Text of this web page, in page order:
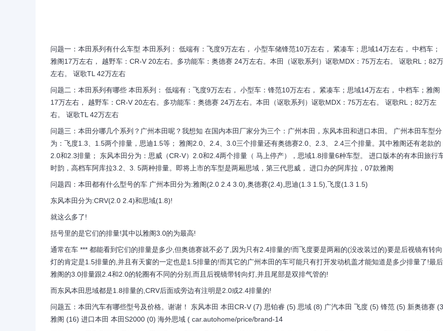
问题一：本田系列有什么车型 本田系列： 低端有：飞度9万左右， 小型车储锋范10万左右， 紧凑车；思域14万左右， 中档车；
雅阁17万左右， 越野车：CR-V 20左右。多功能车：奥德赛 24万左右。本田（讴歌系列）讴歌MDX：75万左右。 讴歌RL；82万
左右。 讴歌TL 42万左右
问题二：本田系列有哪些 本田系列： 低端有：飞度9万左右， 小型车：锋范10万左右， 紧凑车；思域14万左右， 中档车；雅阁
17万左右， 越野车：CR-V 20左右。多功能车：奥德赛 24万左右。本田（讴歌系列）讴歌MDX：75万左右。 讴歌RL；82万左
右。 讴歌TL 42万左右
问题三：本田分哪几个系列？广州本田呢？我想知 在国内本田厂家分为三个：广州本田，东风本田和进口本田。 广州本田车型分
为：飞度1.3、1.5两个排量，思迪1.5等； 雅阁2.0、2.4、3.0三个排量还有奥德赛2.0、2.3、 2.4三个排量。其中雅阁还有老款的
2.0和2.3排量； 东风本田分为：思威（CR-V）2.0和2.4两个排量（ 马上停产），思域1.8排量6种车型。 进口版本的有本田旅行
时韵，高档车阿库拉3.2、3. 5两种排量。即将上市的车型是两厢思域，第三代思威， 进口办的阿库拉，07款雅阁
问题四：本田都有什么型号的车 广州本田分为:雅阁(2.0 2.4 3.0),奥德赛(2.4),思迪(1.3 1.5),飞度(1.3 1.5)
东风本田分为:CRV(2.0 2.4)和思域(1.8)!
就这么多了!
括号里的是它们的排量!其中以雅阁3.0的为最高!
通常在车 *** 都能看到它们的排量是多少,但奥德赛就不必了,因为只有2.4排量的!而飞度要是两厢的(没改装过的)要是后视镜有转向
灯的肯定是1.5排量的,并且有天窗的一定也是1.5排量的!而其它的广州本田的车可能只有打开发动机盖才能知道是多少排量了!最后
雅阁的3.0排量跟2.4和2.0的轮圈有不同的分别,而且后视镜带转向灯,并且尾部是双排气管的!
而东风本田思域都是1.8排量的,CRV后面或旁边有注明是2.0或2.4排量的!
问题五：本田汽车有哪些型号及价格。谢谢！ 东风本田 本田CR-V (7) 思铂睿 (5) 思域 (8) 广汽本田 飞度 (5) 锋范 (5) 新奥德赛
雅阁 (16) 进口本田 本田S2000 (0) 海外思域 ( car.autohome/price/brand-14